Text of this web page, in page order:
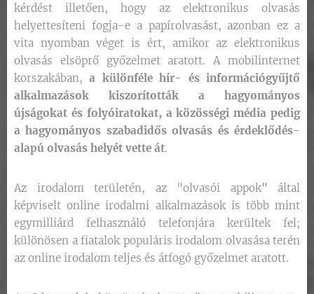
kérdést illetően, hogy az elektronikus olvasás
helyettesíteni fogja-e a papírolvasást, azonban ez a
vita nyomban véget is ért, amikor az elektronikus
olvasás elsöprő győzelmet aratott. A mobilinternet
korszakában,a különféle hír- és információgyűjtő
alkalmazások kiszorították a hagyományos
újságokat és folyóiratokat, a közösségi média pedig
a hagyományos szabadidős olvasás és érdeklődés-
alapú olvasás helyét vette át.
Az irodalom területén, az "olvasói appok" által
képviselt online irodalmi alkalmazások is több mint
egymilliárd felhasználó telefonjára kerültek fel;
különösen a fiatalok populáris irodalom olvasása terén
az online irodalom teljes és átfogó győzelmet aratott.